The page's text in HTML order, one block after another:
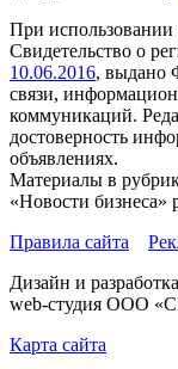
При использовании
Свидетельство о
10.06.2016, выдано
связи,
коммуникаций.
достоверность
объявлениях.
Материалы в
«Новости бизнеса»
Правила сайта
Дизайн и
web-студия ООО
Карта сайта